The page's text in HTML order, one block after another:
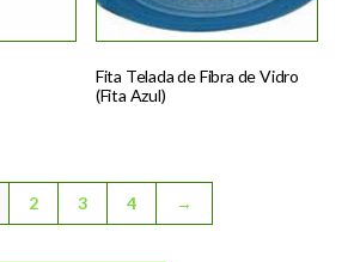
Fita Telada de Fibra de Vidro
(Fita Azul)
2 3 4 →